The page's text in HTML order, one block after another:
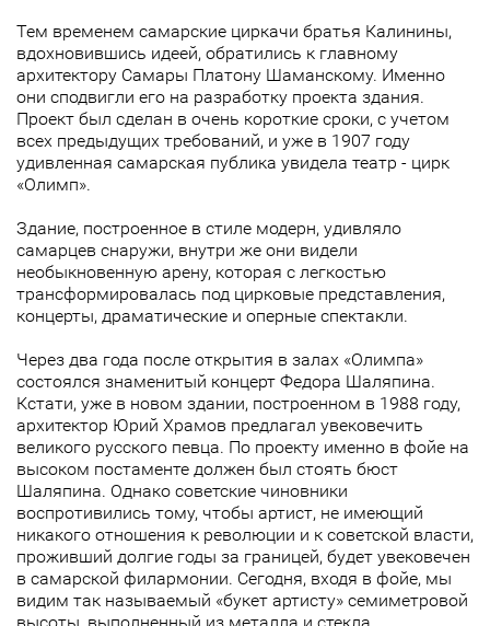
Тем временем самарские циркачи братья Калинины,
вдохновившись идеей, обратились к главному
архитектору Самары Платону Шаманскому. Именно
они сподвигли его на разработку проекта здания.
Проект был сделан в очень короткие сроки, с учетом
всех предыдущих требований, и уже в 1907 году
удивленная самарская публика увидела театр - цирк
«Олимп».
Здание, построенное в стиле модерн, удивляло
самарцев снаружи, внутри же они видели
необыкновенную арену, которая с легкостью
трансформировалась под цирковые представления,
концерты, драматические и оперные спектакли.
Через два года после открытия в залах «Олимпа»
состоялся знаменитый концерт Федора Шаляпина.
Кстати, уже в новом здании, построенном в 1988 году,
архитектор Юрий Храмов предлагал увековечить
великого русского певца. По проекту именно в фойе на
высоком постаменте должен был стоять бюст
Шаляпина. Однако советские чиновники
воспротивились тому, чтобы артист, не имеющий
никакого отношения к революции и к советской власти,
проживший долгие годы за границей, будет увековечен
в самарской филармонии. Сегодня, входя в фойе, мы
видим так называемый «букет артисту» семиметровой